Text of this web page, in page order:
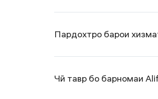
Пардохтро барои
Чӣ тавр бо барномаи